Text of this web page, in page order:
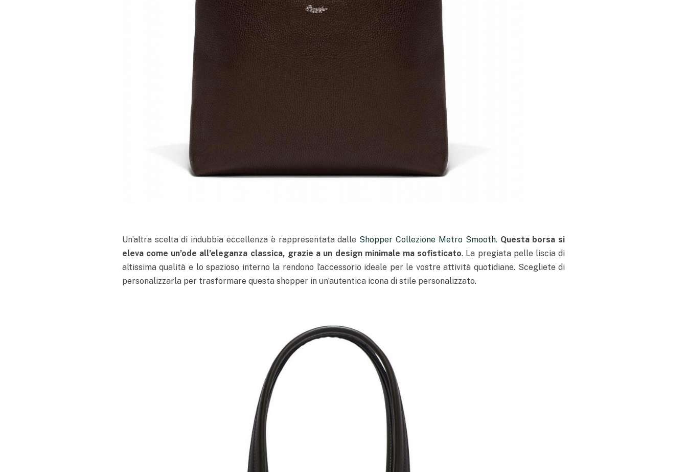
Un’altra scelta di indubbia eccellenza è rappresentata dalle Shopper Collezione Metro Smooth. Questa borsa si
eleva come un’ode all’eleganza classica, grazie a un design minimale ma sofisticato. La pregiata pelle liscia di
altissima qualità e lo spazioso interno la rendono l’accessorio ideale per le vostre attività quotidiane. Scegliete di
personalizzarla per trasformare questa shopper in un’autentica icona di stile personalizzato.